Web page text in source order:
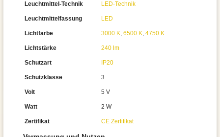
Leuchtmittel-Technik LED-Technik
Leuchtmittelfassung LED
Lichtfarbe 3000 K, 6500 K, 4750 K
Lichtstärke 240 lm
Schutzart IP20
Schutzklasse 3
Volt 5 V
Watt 2 W
Zertifikat CE Zertifikat